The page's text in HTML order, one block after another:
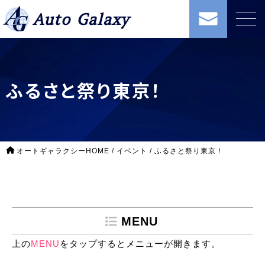
Auto Galaxy
ふるさと祭り東京！
オートギャラクシーHOME / イベント / ふるさと祭り東京！
MENU
上のMENU をタップするとメニューが開きます。